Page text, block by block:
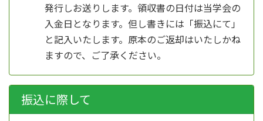
発行しお送りします。領収書の日付は当学会の
入金日となります。但し書きには「振込にて」
と記入いたします。原本のご返却はいたしかね
ますので、ご了承ください。
振込に際して